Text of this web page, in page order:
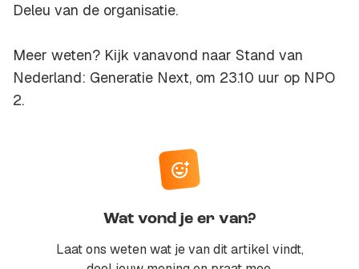
Deleu van de organisatie.
Meer weten? Kijk vanavond naar Stand van
Nederland: Generatie Next, om 23.10 uur op NPO
2.
Wat vond je er van?
Laat ons weten wat je van dit artikel vindt,